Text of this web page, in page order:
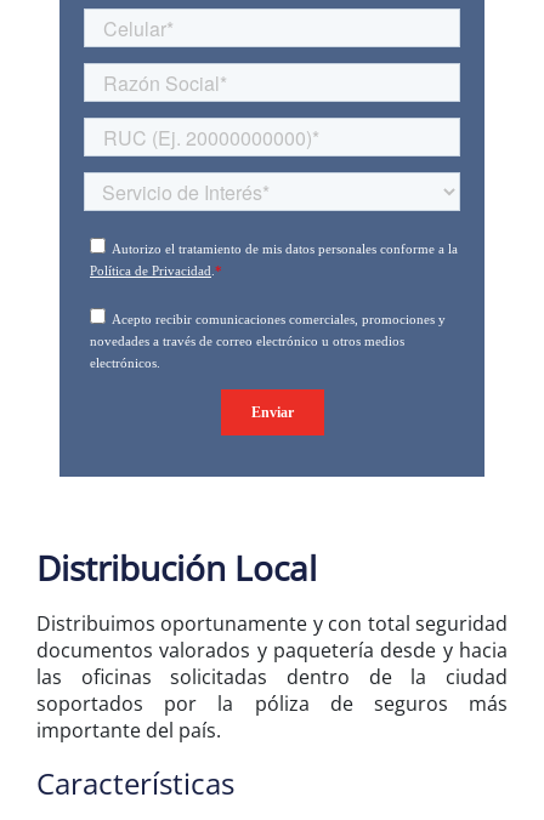
Distribución Local
Distribuimos oportunamente y con total seguridad
documentos valorados y paquetería desde y hacia
las oficinas solicitadas dentro de la ciudad
soportados por la póliza de seguros más
importante del país.
Características